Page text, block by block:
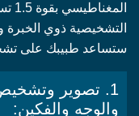
التشخيصية ذوي الخبرة
ستساعد طبيبك على
1. تصوير
والوجه والفكين: